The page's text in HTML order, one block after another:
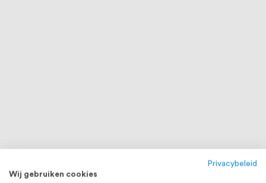
Privacybeleid
Wij gebruiken cookies